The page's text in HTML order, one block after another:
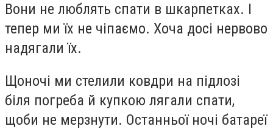
Вони не люблять спати в шкарпетках. І
тепер ми їх не чіпаємо. Хоча досі нервово
надягали їх.
Щоночі ми стелили ковдри на підлозі
біля погреба й купкою лягали спати,
щоби не мерзнути. Останньої ночі батареї